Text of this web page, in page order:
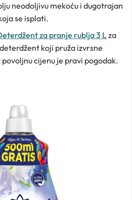
neodoljivu mekoću i dugotrajan
se isplati.
za pranje rublja 3 Lza
koji pruža izvrsne
cijenu je pravi pogodak.